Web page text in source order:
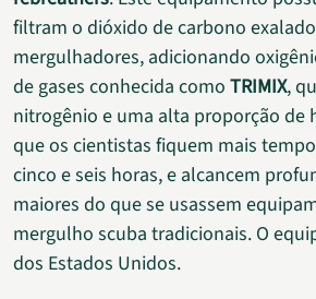
filtram o dióxido de carbono
mergulhadores, adicionando
de gases conhecida como TRIMIX,
nitrogênio e uma alta proporção de
que os cientistas fiquem mais
cinco e seis horas, e alcancem
maiores do que se usassem
mergulho scuba tradicionais. O
dos Estados Unidos.